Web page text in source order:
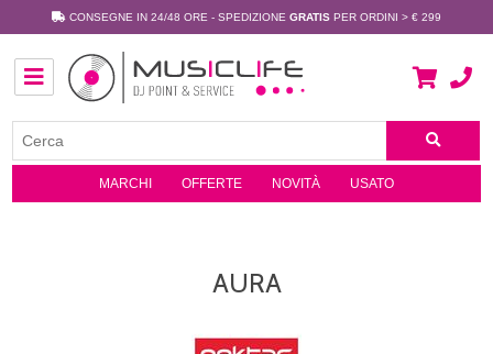
CONSEGNE IN 24/48 ORE - SPEDIZIONE GRATIS PER ORDINI > € 299
MARCHI OFFERTE NOVITÀ USATO
AURA